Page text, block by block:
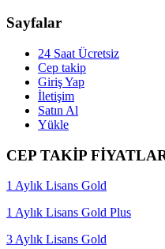
Sayfalar
24 Saat Ücretsiz
Cep takip
Giriş Yap
İletişim
Satın Al
Yükle
CEP TAKİP
1 Aylık Lisans Gold
1 Aylık Lisans Gold Plus
3 Aylık Lisans Gold